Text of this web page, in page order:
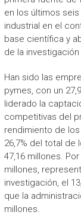
en los últimos
industrial en el
base científica y
de la
Han sido las
pymes, con un
liderado la
competitivas del
rendimiento de
26,7% del total
47,16 millones.
millones,
investigación, el
que la
millones.